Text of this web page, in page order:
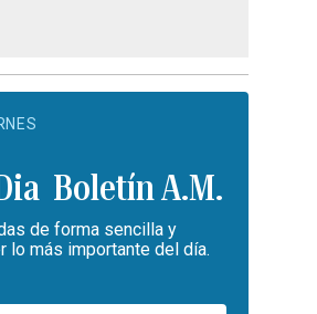
Boletín A.M.
de forma sencilla y
lo más importante del día.